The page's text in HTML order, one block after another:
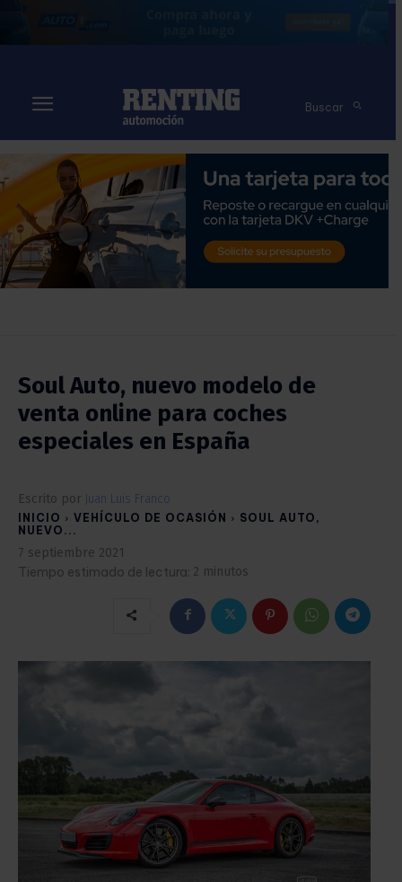
Buscar
Soul Auto, nuevo modelo de
venta online para coches
especiales en España
Escrito por Juan Luis Franco
INICIO VEHÍCULO DE OCASIÓN
SOUL AUTO,
NUEVO...
7 septiembre 2021
Tiempo estimado de lectura: 2 minutos